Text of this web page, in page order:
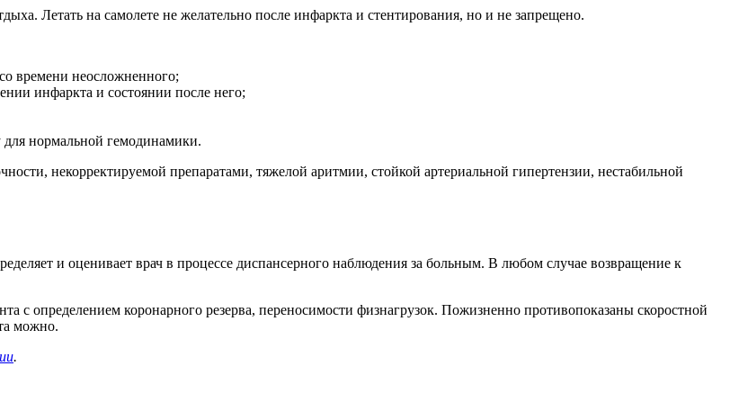
Летать на самолете не желательно после инфаркта и стентирования, но и не запрещено.
времени неосложненного;
инфаркта и состоянии после него;
для нормальной гемодинамики.
некорректируемой препаратами, тяжелой аритмии, стойкой артериальной гипертензии, нестабильной
и оценивает врач в процессе диспансерного наблюдения за больным. В любом случае возвращение к
с определением коронарного резерва, переносимости физнагрузок. Пожизненно противопоказаны скоростной
можно.
.